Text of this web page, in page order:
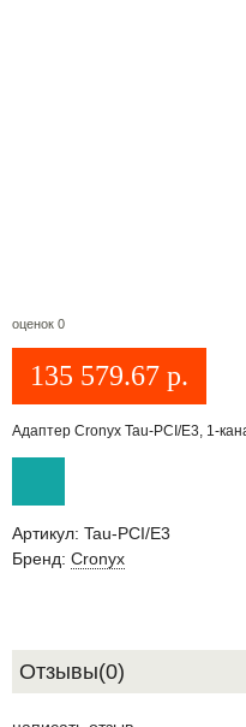
оценок 0
135 579.67 р.
Адаптер Cronyx Tau-PCI/E3, 1-
Артикул: Tau-PCI/E3
Бренд: Cronyx
Отзывы(0)